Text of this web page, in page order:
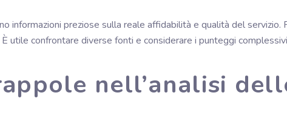
informazioni preziose sulla reale affidabilità e qualità del
utile confrontare diverse fonti e considerare i punteggi
nell’analisi